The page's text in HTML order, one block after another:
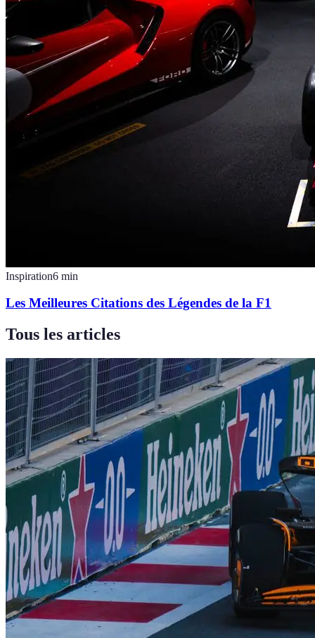
Inspiration6 min
Les Meilleures Citations des Légendes de la F1
Tous les articles